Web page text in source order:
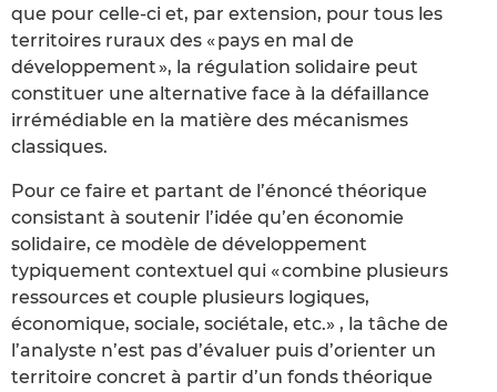
que pour celle-ci et, par extension, pour tous les
territoires ruraux des « pays en mal de
développement », la régulation solidaire peut
constituer une alternative face à la défaillance
irrémédiable en la matière des mécanismes
classiques.
Pour ce faire et partant de l’énoncé théorique
consistant à soutenir l’idée qu’en économie
solidaire, ce modèle de développement
typiquement contextuel qui « combine plusieurs
ressources et couple plusieurs logiques,
économique, sociale, sociétale, etc.» , la tâche de
l’analyste n’est pas d’évaluer puis d’orienter un
territoire concret à partir d’un fonds théorique